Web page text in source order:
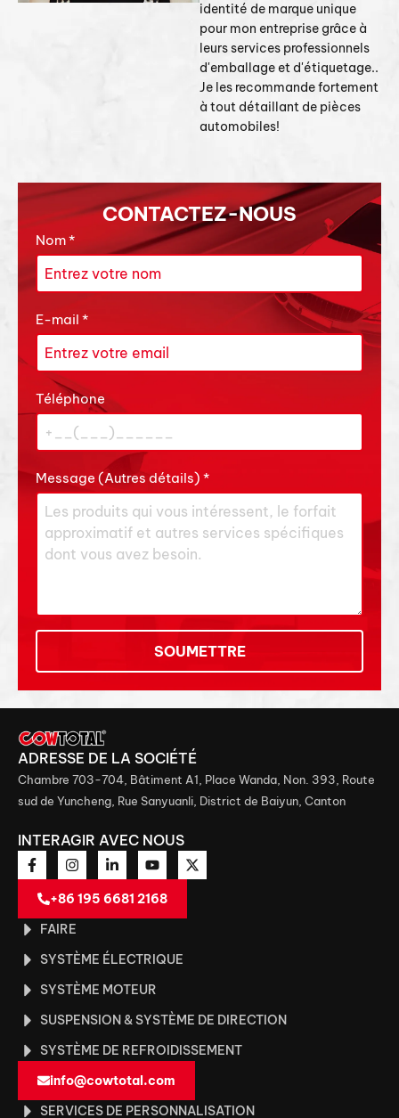
identité de marque unique
pour mon entreprise grâce à
leurs services professionnels
d'emballage et d'étiquetage..
Je les recommande fortement
à tout détaillant de pièces
automobiles!
CONTACTEZ-NOUS
Nom*
E-mail *
Téléphone
Message (Autres détails) *
SOUMETTRE
ADRESSE DE LA SOCIÉTÉ
Chambre 703-704, Bâtiment A1, Place Wanda, Non. 393, Route
sud de Yuncheng, Rue Sanyuanli, District de Baiyun, Canton
INTERAGIR AVEC NOUS
+86 195 6681 2168
FAIRE
SYSTÈME ÉLECTRIQUE
SYSTÈME MOTEUR
SUSPENSION & SYSTÈME DE DIRECTION
SYSTÈME DE REFROIDISSEMENT
info@cowtotal.com
SERVICES DE PERSONNALISATION